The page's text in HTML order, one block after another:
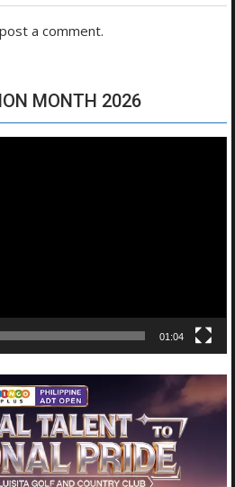
a comment.
MONTH 2026
01:04